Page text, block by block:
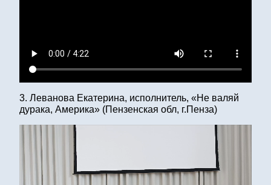
3. Леванова Екатерина, исполнитель, «Не валяй
дурака, Америка» (Пензенская обл, г.Пенза)